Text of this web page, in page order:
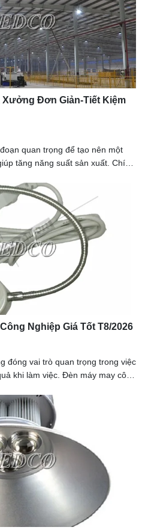
Đơn Giản-Tiết Kiệm
quan trọng để tạo nên một
tăng năng suất sản xuất. Chính
Nghiệp Giá Tốt T8/2026
đóng vai trò quan trọng trong việc
khi làm việc. Đèn máy may công